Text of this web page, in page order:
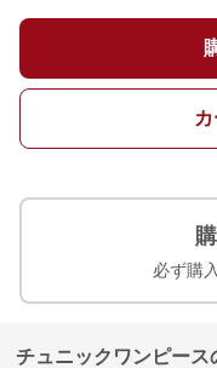
必ず購
チュニックワンピース